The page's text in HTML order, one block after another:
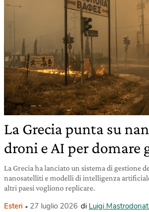
La Grecia punta su
droni e AI per domare
La Grecia ha lanciato un sistema di gestione
nanosatelliti e modelli di intelligenza
altri paesi vogliono replicare.
Esteri 27 luglio 2026 di Luigi